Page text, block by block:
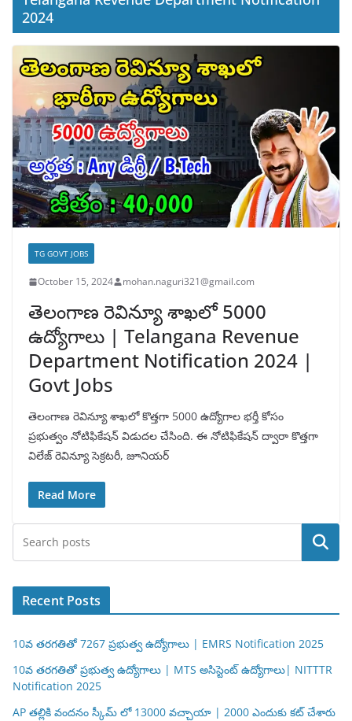
2024
TG GOVT JOBS
October 15, 2024 mohan.naguri321@gmail.com
తెలంగాణ రెవిన్యూ శాఖలో 5000
ఉద్యోగాలు | Telangana Revenue
Department Notification 2024 |
Govt Jobs
తెలంగాణ రెవిన్యూ శాఖలో కొత్తగా 5000 ఉద్యోగాల భర్తీ కోసం
ప్రభుత్వం నోటిఫికేషన్ విడుదల చేసింది. ఈ నోటిఫికేషన్ ద్వారా కొత్తగా
విలేజ్ రెవిన్యూ సెక్రటరీ, జూనియర్
Read More
Search
Recent Posts
10వ తరగతితో 7267 ప్రభుత్వ ఉద్యోగాలు | EMRS Notification 2025
10వ తరగతితో ప్రభుత్వ ఉద్యోగాలు | MTS అసిస్టెంట్ ఉద్యోగాలు| NITTTR
Notification 2025
AP తల్లికి వందనం స్కీమ్ లో 13000 వచ్చాయా | 2000 ఎందుకు కట్ చేశారు